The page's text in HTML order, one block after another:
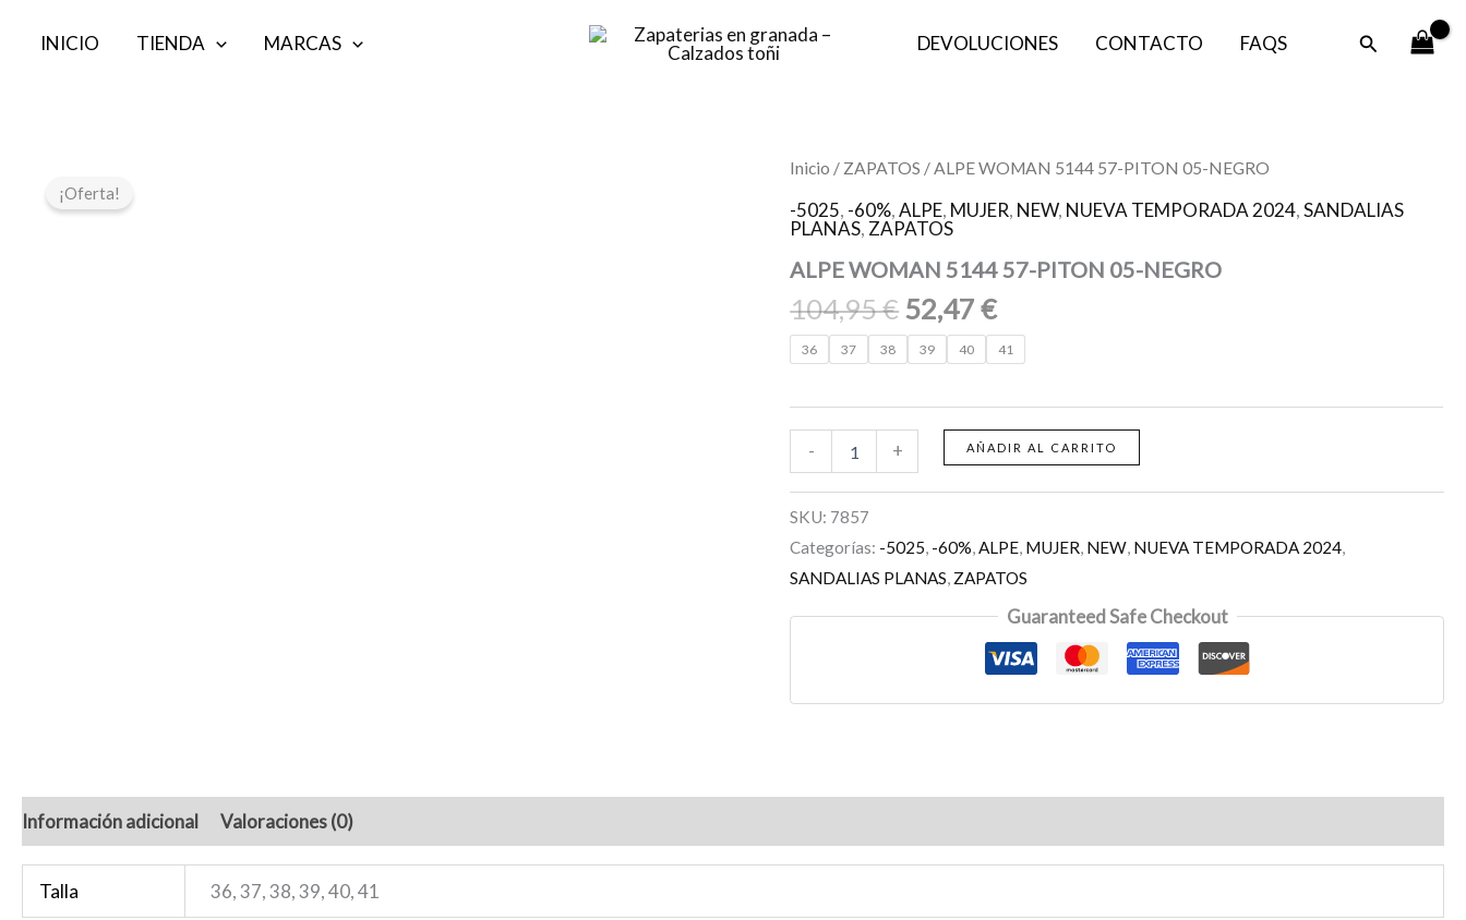
INICIO TIENDA MARCAS DEVOLUCIONES CONTACTO FAQS Buscar
¡Oferta!
Inicio / ZAPATOS / ALPE WOMAN 5144 57-PITON 05-NEGRO
-5025, -60%,ALPE, MUJER, NEW, NUEVA TEMPORADA 2024,SANDALIAS
PLANAS, ZAPATOS
ALPE WOMAN 5144 57-PITON 05-NEGRO
104,95€
El
precio
original
era:
104,95 €.
52,47€
El
precio
actual
es:
52,47 €.
36 37 38 39 40 41
-
ALPE
5144
57-
05-
cantidad
+ AÑADIR AL CARRITO
SKU: 7857
Categorías: -5025, -60%,ALPE, MUJER, NEW, NUEVA TEMPORADA 2024,
SANDALIAS PLANAS, ZAPATOS
Guaranteed Safe Checkout
Información adicional Valoraciones (0)
Talla 36, 37, 38, 39, 40, 41